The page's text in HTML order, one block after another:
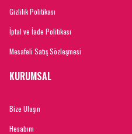
Gizlilik Politikası
İptal ve İade Politikası
Mesafeli Satış Sözleşmesi
KURUMSAL
Bize Ulaşın
Hesabım